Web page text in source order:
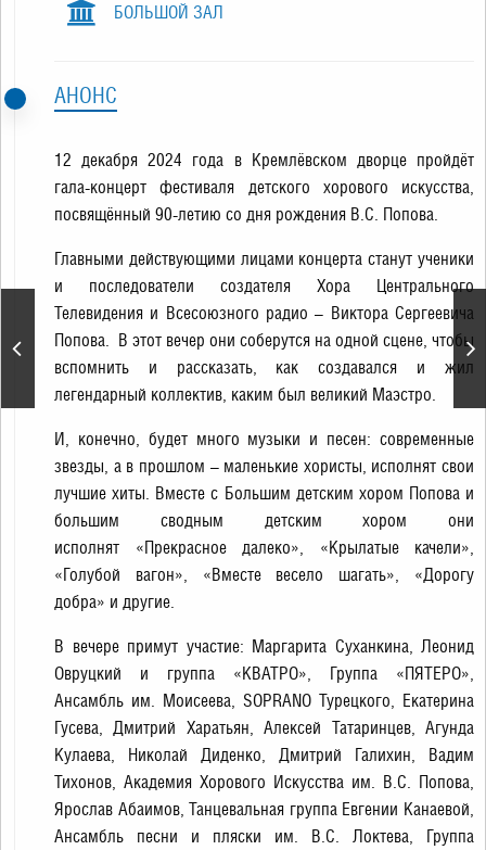
«Асадов. Слепой поэт,
который видел сердцем».
БОЛЬШОЙ ЗАЛ
АНОНС
12 декабря 2024 года в Кремлёвском дворце пройдёт
гала-концерт фестиваля детского хорового искусства,
посвящённый 90-летию со дня рождения В.С. Попова.
Главными действующими лицами концерта станут ученики
и последователи создателя Хора Центрального
Телевидения и Всесоюзного радио – Виктора Сергеевича
Попова. В этот вечер они соберутся на одной сцене, чтобы
вспомнить и рассказать, как создавался и жил
легендарный коллектив, каким был великий Маэстро.
И, конечно, будет много музыки и песен: современные
звезды, а в прошлом – маленькие хористы, исполнят свои
лучшие хиты. Вместе с Большим детским хором Попова и
большим сводным детским хором они
исполнят «Прекрасное далеко», «Крылатые качели»,
«Голубой вагон», «Вместе весело шагать», «Дорогу
добра» и другие.
В вечере примут участие: Маргарита Суханкина, Леонид
Овруцкий и группа «КВАТРО», Группа «ПЯТЕРО»,
Ансамбль им. Моисеева, SOPRANO Турецкого, Екатерина
Гусева, Дмитрий Харатьян, Алексей Татаринцев, Агунда
Кулаева, Николай Диденко, Дмитрий Галихин, Вадим
Тихонов, Академия Хорового Искусства им. В.С. Попова,
Ярослав Абаимов, Танцевальная группа Евгении Канаевой,
Ансамбль песни и пляски им. В.С. Локтева, Группа